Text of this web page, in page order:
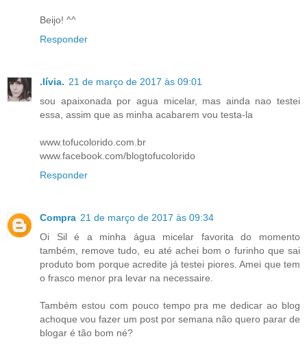
Beijo! ^^
Responder
.lívia. 21 de março de 2017 às 09:01
sou apaixonada por agua micelar, mas ainda nao testei
essa, assim que as minha acabarem vou testa-la
www.tofucolorido.com.br
www.facebook.com/blogtofucolorido
Responder
Compra 21 de março de 2017 às 09:34
Oi Sil é a minha água micelar favorita do momento
também, remove tudo, eu até achei bom o furinho que sai
produto bom porque acredite já testei piores. Amei que tem
o frasco menor pra levar na necessaire.
Também estou com pouco tempo pra me dedicar ao blog
achoque vou fazer um post por semana não quero parar de
blogar é tão bom né?